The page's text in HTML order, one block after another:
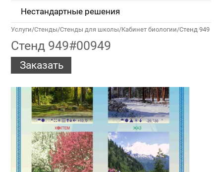
Нестандартные решения
Услуги/Стенды/Стенды для школы/Кабинет биологии/Стенд 949
Стенд 949#00949
Заказать